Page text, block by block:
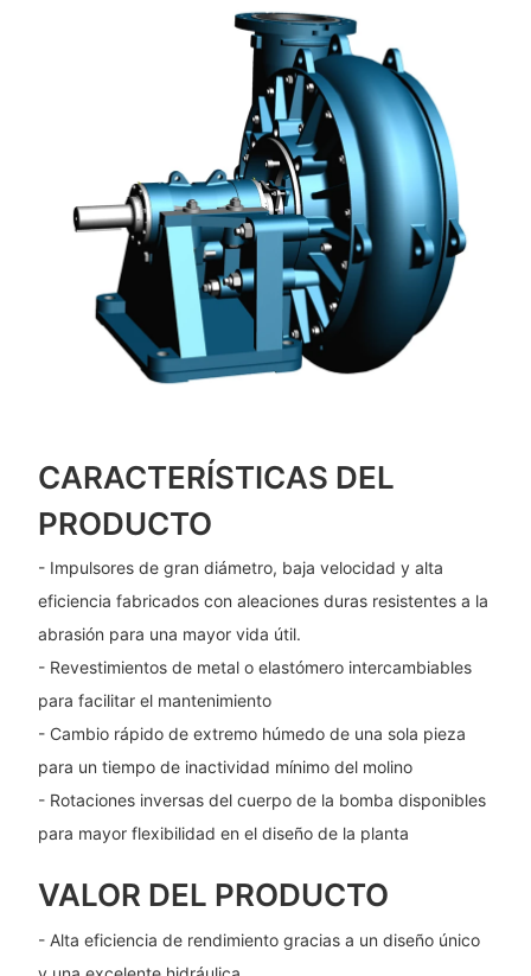
CARACTERÍSTICAS DEL
PRODUCTO
- Impulsores de gran diámetro, baja velocidad y alta
eficiencia fabricados con aleaciones duras resistentes a la
abrasión para una mayor vida útil.
- Revestimientos de metal o elastómero intercambiables
para facilitar el mantenimiento
- Cambio rápido de extremo húmedo de una sola pieza
para un tiempo de inactividad mínimo del molino
- Rotaciones inversas del cuerpo de la bomba disponibles
para mayor flexibilidad en el diseño de la planta
VALOR DEL PRODUCTO
- Alta eficiencia de rendimiento gracias a un diseño único